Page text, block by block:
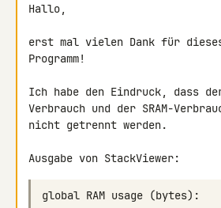
Hallo,
erst mal vielen Dank für
Programm!
Ich habe den Eindruck, dass der
Verbrauch und der SRAM-
nicht getrennt werden.
Ausgabe von StackViewer: